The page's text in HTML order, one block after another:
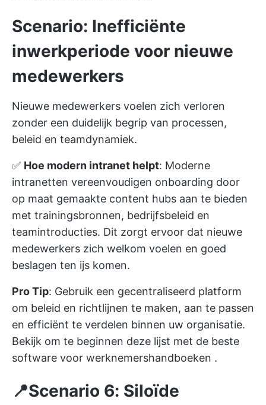
Scenario: Inefficiënte
inwerkperiode voor nieuwe
medewerkers
Nieuwe medewerkers voelen zich verloren
zonder een duidelijk begrip van processen,
beleid en teamdynamiek.
✅ Hoe modern intranet helpt: Moderne
intranetten vereenvoudigen onboarding door
op maat gemaakte content hubs aan te bieden
met trainingsbronnen, bedrijfsbeleid en
teamintroducties. Dit zorgt ervoor dat nieuwe
medewerkers zich welkom voelen en goed
beslagen ten ijs komen.
Pro Tip: Gebruik een gecentraliseerd platform
om beleid en richtlijnen te maken, aan te passen
en efficiënt te verdelen binnen uw organisatie.
Bekijk om te beginnen deze lijst met de beste
software voor werknemershandboeken .
📍Scenario 6: Siloïde